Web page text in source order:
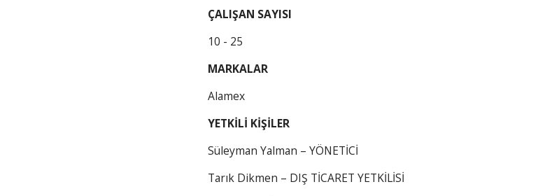
ÇALIŞAN SAYISI
10 - 25
MARKALAR
Alamex
YETKİLİ KİŞİLER
Süleyman Yalman – YÖNETİCİ
Tarık Dikmen – DIŞ TİCARET YETKİLİSİ